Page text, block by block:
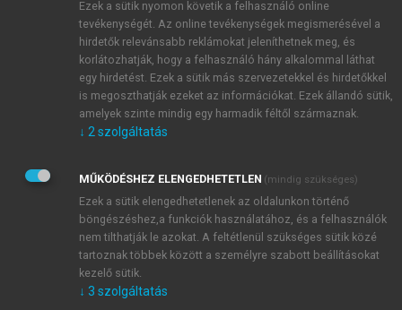
JELSZÓ ÚJRA
Kérek értesítést a MeRSZ újdonságairól, akcióiról.
Kérek értesítést az Akadémiai Kiadó Zrt. újdonságairól,
Adatkezelési tájékoztatóbanfoglaltakat tudomásul
veszem és elfogadom.
Általános vásárlási feltételeket, valamint a szotar.netés a
mersz.huoldalak licencszerződéseiben foglaltakat
tudomásul veszem és elfogadom.
KIPRÓBÁLOM
Ezek a sütik nyomon követik a felhasználó online
tevékenységét. Az online tevékenységek megismerésével a
hirdetők relevánsabb reklámokat jeleníthetnek meg, és
korlátozhatják, hogy a felhasználó hány alkalommal láthat
egy hirdetést. Ezek a sütik más szervezetekkel és hirdetőkkel
is megoszthatják ezeket az információkat. Ezek állandó sütik,
amelyek szinte mindig egy harmadik féltől származnak.
↓ 2 szolgáltatás
MŰKÖDÉSHEZ ELENGEDHETETLEN (mindig szükséges)
Ezek a sütik elengedhetetlenek az oldalunkon történő
böngészéshez,a funkciók használatához, és a felhasználók
nem tilthatják le azokat. A feltétlenül szükséges sütik közé
tartoznak többek között a személyre szabott beállításokat
kezelő sütik.
↓ 3 szolgáltatás